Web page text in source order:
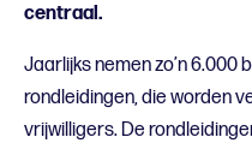
centraal.
Jaarlijks nemen zo’n 6.000
rondleidingen, die worden
vrijwilligers. De